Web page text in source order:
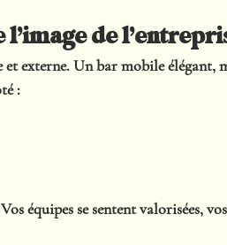
de
externe. Un bar mobile élégant,
:
équipes se sentent valorisées,